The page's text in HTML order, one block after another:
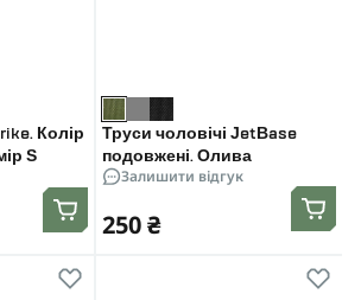
Колір
S
Труси чоловічі JetBase
подовжені. Олива
Залишити відгук
250 ₴